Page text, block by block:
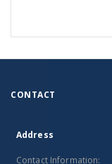
CONTACT
Address
Contact Information: